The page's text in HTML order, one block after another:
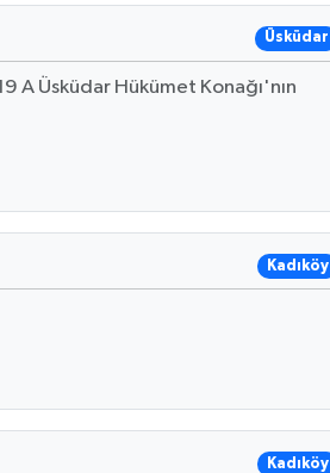
Üsküdar
A Üsküdar Hükümet Konağı'nın
Kadıköy
Kadıköy